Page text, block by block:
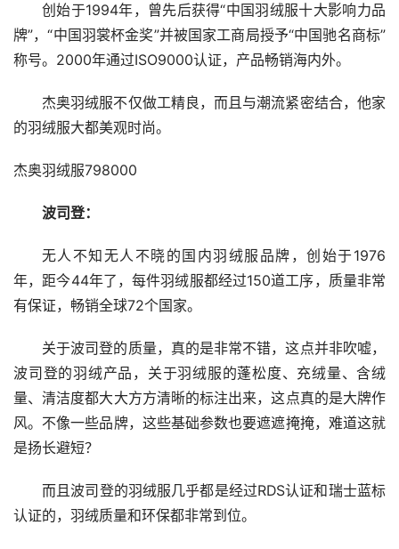
创始于1994年，曾先后获得“中国羽绒服十大影响力品
牌”，“中国羽裳杯金奖”并被国家工商局授予“中国驰名商标”
称号。2000年通过ISO9000认证，产品畅销海内外。
杰奥羽绒服不仅做工精良，而且与潮流紧密结合，他家
的羽绒服大都美观时尚。
杰奥羽绒服798000
波司登：
无人不知无人不晓的国内羽绒服品牌，创始于1976
年，距今44年了，每件羽绒服都经过150道工序，质量非常
有保证，畅销全球72个国家。
关于波司登的质量，真的是非常不错，这点并非吹嘘，
波司登的羽绒产品，关于羽绒服的蓬松度、充绒量、含绒
量、清洁度都大大方方清晰的标注出来，这点真的是大牌作
风。不像一些品牌，这些基础参数也要遮遮掩掩，难道这就
是扬长避短？
而且波司登的羽绒服几乎都是经过RDS认证和瑞士蓝标
认证的，羽绒质量和环保都非常到位。